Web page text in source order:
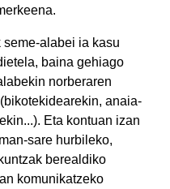
alabei ia kasu
baina gehiago
norberaren
anaia-
Eta kontuan izan
sare hurbileko,
berealdiko
komunikatzeko